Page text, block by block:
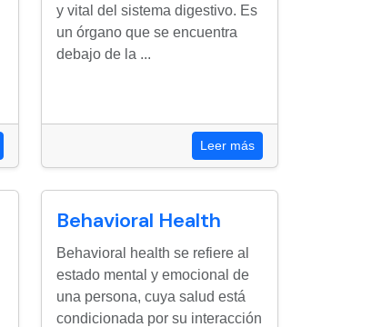
y vital del sistema digestivo. Es
un órgano que se encuentra
debajo de la ...
Leer más
Behavioral Health
Behavioral health se refiere al
estado mental y emocional de
una persona, cuya salud está
condicionada por su interacción